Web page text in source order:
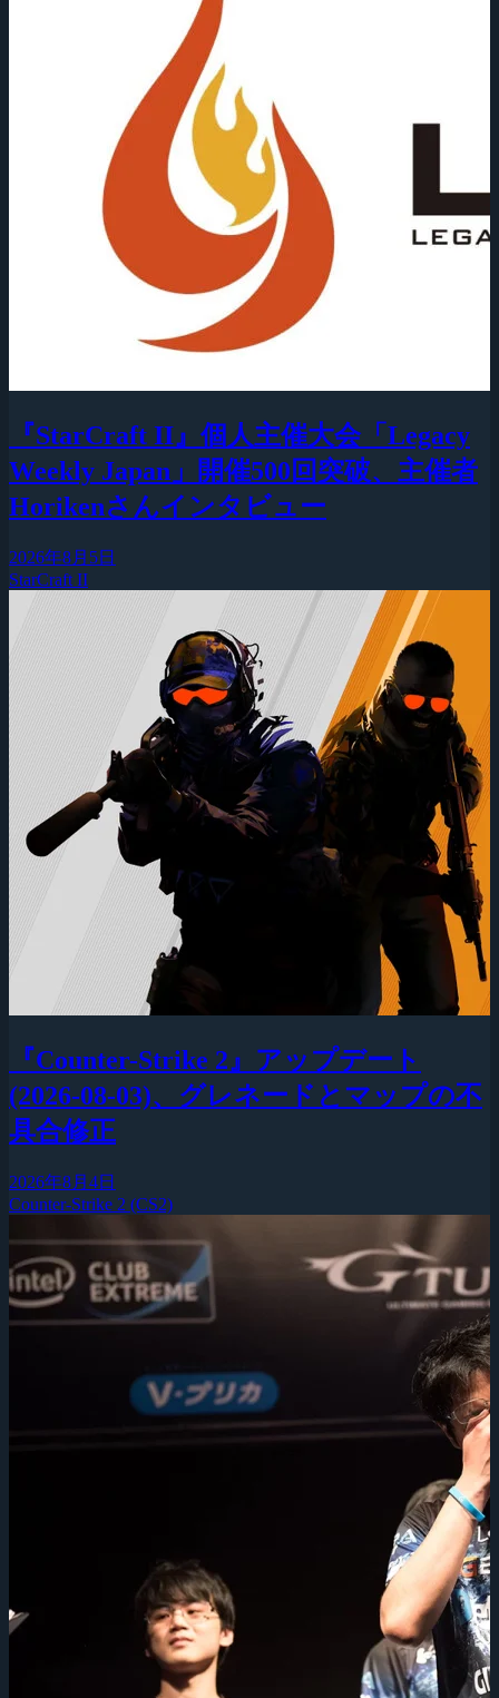
『StarCraft II』個人主催大会「Legacy
Weekly Japan」開催500回突破、主催者
Horikenさんインタビュー
2026年8月5日
StarCraft II
『Counter-Strike 2』アップデート
(2026-08-03)、グレネードとマップの不
具合修正
2026年8月4日
Counter-Strike 2 (CS2)